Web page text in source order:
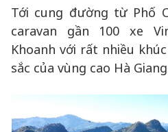
Tới cung đường từ Phố
caravan gần 100 xe
Khoanh với rất nhiều
sắc của vùng cao Hà